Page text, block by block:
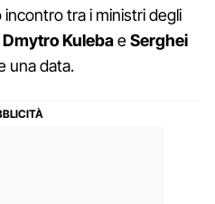
tra i ministri degli
Dmytro KulebaeSerghei
una data.